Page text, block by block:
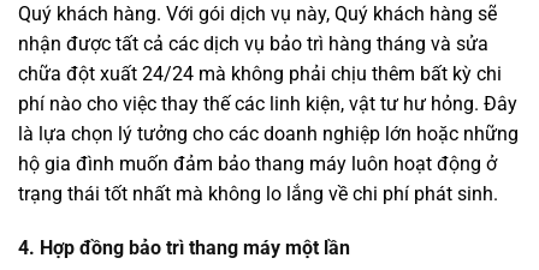
Quý khách hàng. Với gói dịch vụ này, Quý khách hàng sẽ
nhận được tất cả các dịch vụ bảo trì hàng tháng và sửa
chữa đột xuất 24/24 mà không phải chịu thêm bất kỳ chi
phí nào cho việc thay thế các linh kiện, vật tư hư hỏng. Đây
là lựa chọn lý tưởng cho các doanh nghiệp lớn hoặc những
hộ gia đình muốn đảm bảo thang máy luôn hoạt động ở
trạng thái tốt nhất mà không lo lắng về chi phí phát sinh.
4. Hợp đồng bảo trì thang máy một lần